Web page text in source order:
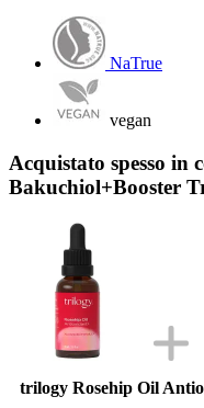
NaTrue
vegan
Acquistato spesso in
Bakuchiol+Booster
trilogy Rosehip Oil